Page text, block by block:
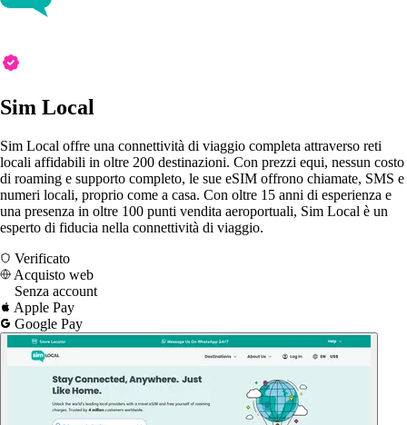
Sim Local
Sim Local offre una connettività di viaggio completa attraverso reti
locali affidabili in oltre 200 destinazioni. Con prezzi equi, nessun costo
di roaming e supporto completo, le sue eSIM offrono chiamate, SMS e
numeri locali, proprio come a casa. Con oltre 15 anni di esperienza e
una presenza in oltre 100 punti vendita aeroportuali, Sim Local è un
esperto di fiducia nella connettività di viaggio.
Verificato
Acquisto web
Senza account
Apple Pay
Google Pay